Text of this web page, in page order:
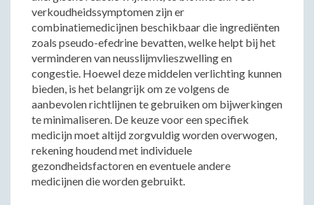
verkoudheidssymptomen zijn er
combinatiemedicijnen beschikbaar die ingrediënten
zoals pseudo-efedrine bevatten, welke helpt bij het
verminderen van neusslijmvlieszwelling en
congestie. Hoewel deze middelen verlichting kunnen
bieden, is het belangrijk om ze volgens de
aanbevolen richtlijnen te gebruiken om bijwerkingen
te minimaliseren. De keuze voor een specifiek
medicijn moet altijd zorgvuldig worden overwogen,
rekening houdend met individuele
gezondheidsfactoren en eventuele andere
medicijnen die worden gebruikt.